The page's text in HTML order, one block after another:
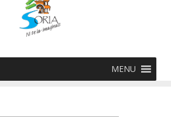
MENU